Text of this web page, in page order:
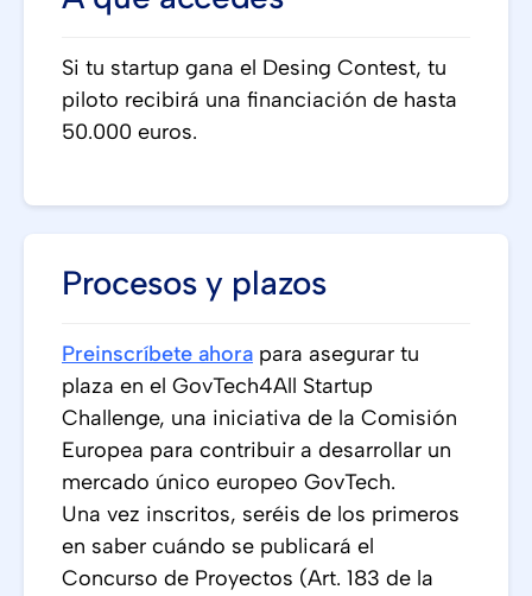
Si tu startup gana el Desing Contest, tu
piloto recibirá una financiación de hasta
50.000 euros.
Procesos y plazos
Preinscríbete ahora para asegurar tu
plaza en el GovTech4All Startup
Challenge, una iniciativa de la Comisión
Europea para contribuir a desarrollar un
mercado único europeo GovTech.
Una vez inscritos, seréis de los primeros
en saber cuándo se publicará el
Concurso de Proyectos (Art. 183 de la